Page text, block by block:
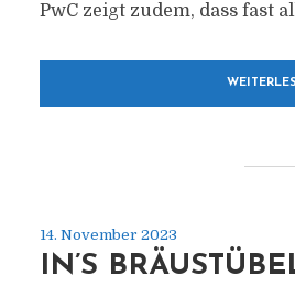
PwC zeigt zudem, dass fast
14. November 2023
IN’S